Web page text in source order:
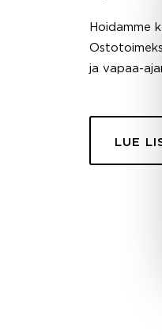
Hoidamme
ja vapaa-
LUE